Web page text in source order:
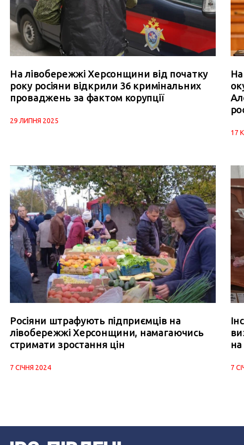
На лівобережжі Херсонщини від початку
року росіяни відкрили 36 кримінальних
проваджень за фактом корупції
29 ЛИПНЯ 2025
17
Росіяни штрафують підприємців на
лівобережжі Херсонщини, намагаючись
стримати зростання цін
7 СІЧНЯ 2024 7